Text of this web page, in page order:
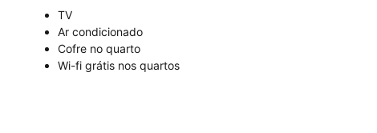
TV
Ar condicionado
Cofre no quarto
Wi-fi grátis nos quartos